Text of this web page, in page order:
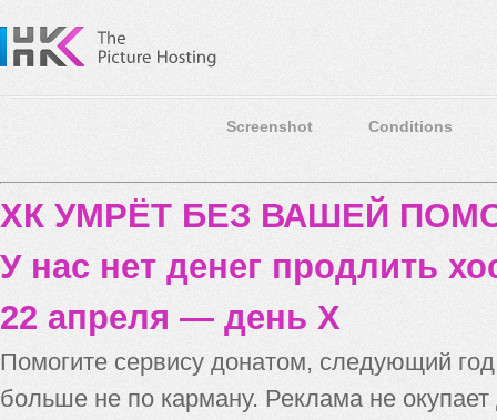
Screenshot Conditions
ХК УМРЁТ БЕЗ ВАШЕЙ
У нас нет денег продлить
22 апреля — день X
Помогите сервису донатом, следующий
больше не по карману. Реклама не